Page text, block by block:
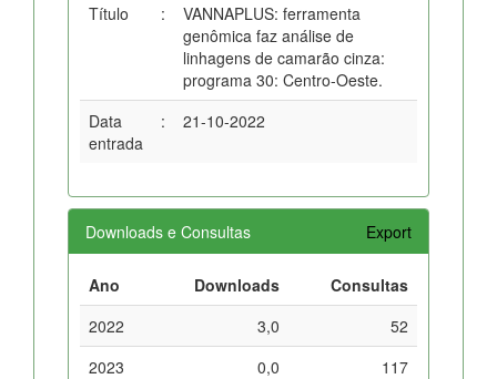
Título :
VANNAPLUS: ferramenta
genômica faz análise de
linhagens de camarão cinza:
programa 30: Centro-Oeste.
Data
entrada
: 21-10-2022
Downloads e Consultas Export
Ano Downloads
Consultas
2022
3,0
52
2023
0,0
117